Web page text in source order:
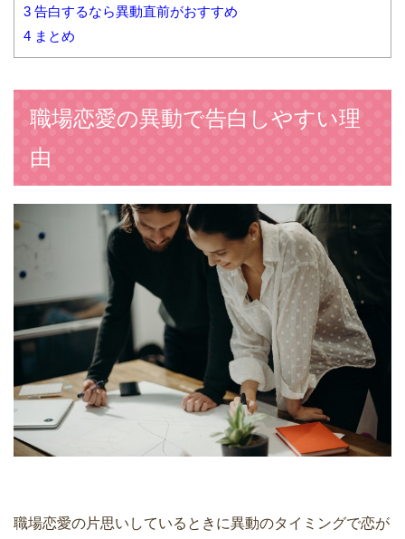
3 告白するなら異動直前がおすすめ
4 まとめ
職場恋愛の異動で告白しやすい理
由
職場恋愛の片思いしているときに異動のタイミングで恋が